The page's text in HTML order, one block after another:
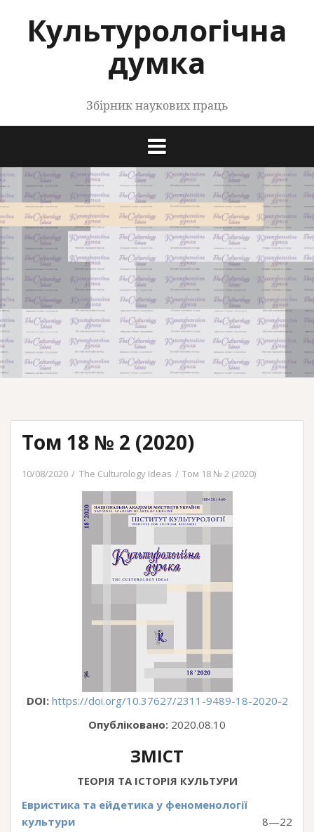
контентуКультурологічна
думка
Збірник наукових праць
Том 18 № 2 (2020)
10/08/2020 The Culturology Ideas Том 18 № 2 (2020)
DOI: https://doi.org/10.37627/2311-9489-18-2020-2
Опубліковано: 2020.08.10
ЗМІСТ
ТЕОРІЯ ТА ІСТОРІЯ КУЛЬТУРИ
Евристика та ейдетика у феноменології
культури
8—22